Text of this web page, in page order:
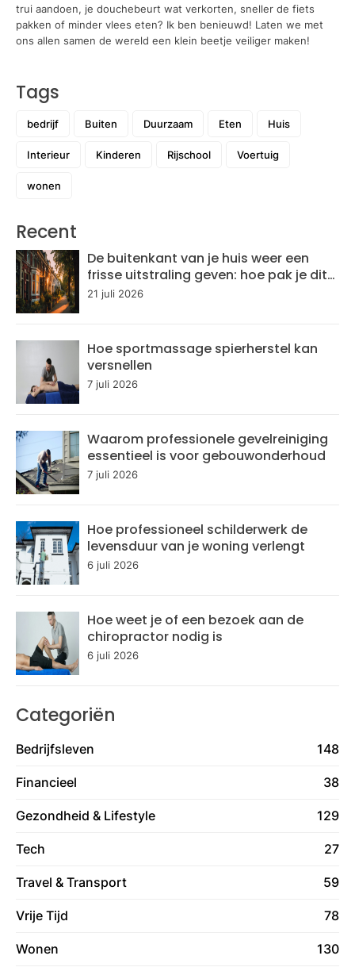
trui aandoen, je douchebeurt wat verkorten, sneller de fiets
pakken of minder vlees eten? Ik ben benieuwd! Laten we met
ons allen samen de wereld een klein beetje veiliger maken!
Tags
bedrijf Buiten Duurzaam Eten Huis
Interieur Kinderen Rijschool Voertuig
wonen
Recent
De buitenkant van je huis weer een
frisse uitstraling geven: hoe pak je dit
aan?
21 juli 2026
Hoe sportmassage spierherstel kan
versnellen
7 juli 2026
Waarom professionele gevelreiniging
essentieel is voor gebouwonderhoud
7 juli 2026
Hoe professioneel schilderwerk de
levensduur van je woning verlengt
6 juli 2026
Hoe weet je of een bezoek aan de
chiropractor nodig is
6 juli 2026
Categoriën
Bedrijfsleven 148
Financieel 38
Gezondheid & Lifestyle 129
Tech 27
Travel & Transport 59
Vrije Tijd 78
Wonen 130